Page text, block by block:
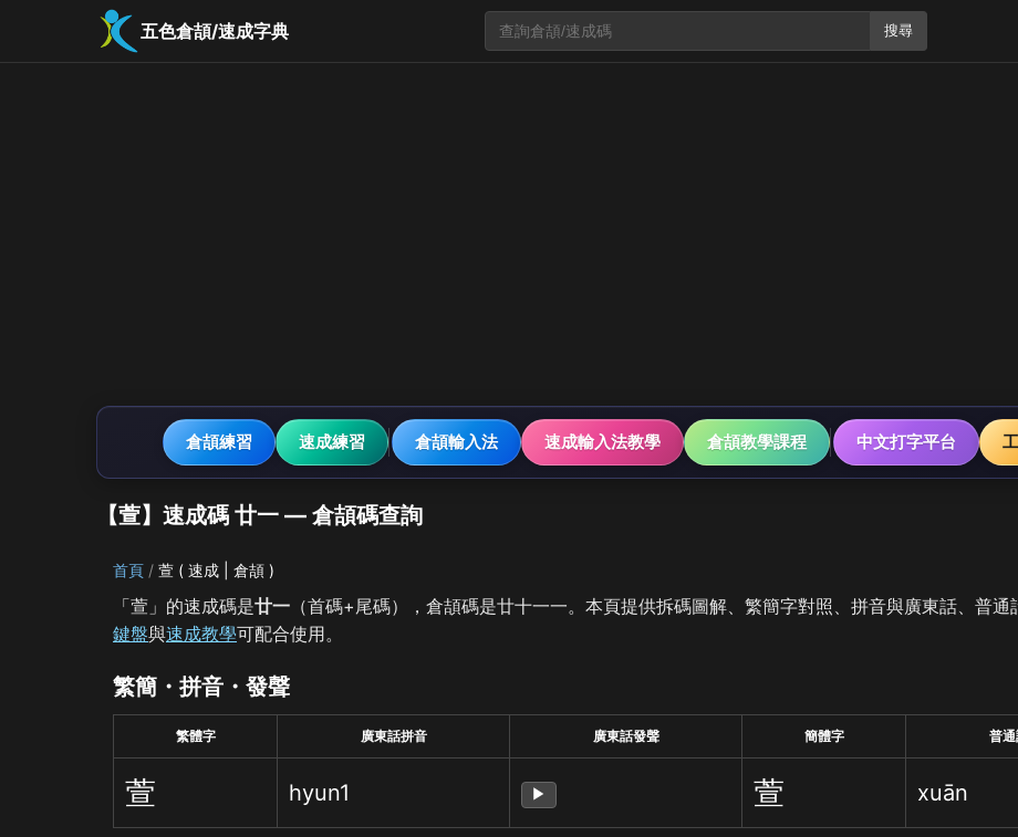
五色倉頡/速成字典 搜尋
倉頡練習 速成練習 倉頡輸入法 速成輸入法教學 倉頡教學課程 中文打字平台
【萱】速成碼 廿一 — 倉頡碼查詢
首頁 萱 ( 速成 | 倉頡 )
「萱」的速成碼是廿一 （首碼+尾碼），倉頡碼是廿十一一。本頁提供拆碼圖解、繁簡字對照、拼音與廣東話、普通
鍵盤與速成教學可配合使用。
繁簡・拼音・發聲
繁體字 廣東話拼音 廣東話發聲 簡體字 普
萱 hyun1 ▶ 萱 xuān